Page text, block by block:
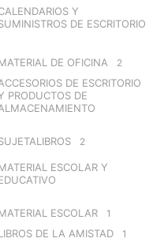
Y
DE ESCRITORIO
DE OFICINA 2
DE ESCRITORIO
PRODUCTOS DE
2
ESCOLAR Y
ESCOLAR 1
DE LA AMISTAD 1